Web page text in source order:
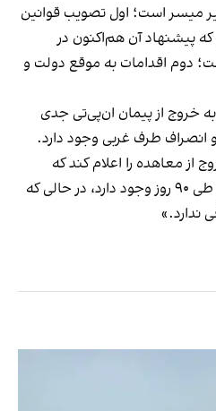
میسر است؛ اول تصویب قوانین
پیشنهاد آن هم‌اکنون در
دوم اقدامات به موقع دولت و
به خروج از پیمان ان‌پی‌تی جدی
انصراف طرف غربی وجود دارد.
از معاهده را اعلام کند که
امکان بازگشت به این تصمیم طی ۹۰ روز وجود دارد، در حالی که